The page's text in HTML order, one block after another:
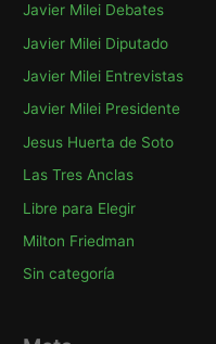
Javier Milei Debates
Javier Milei Diputado
Javier Milei Entrevistas
Javier Milei Presidente
Jesus Huerta de Soto
Las Tres Anclas
Libre para Elegir
Milton Friedman
Sin categoría